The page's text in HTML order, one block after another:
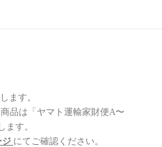
ます。
品は「ヤマト運輸家財便A〜
ます。
ジ にてご確認ください。